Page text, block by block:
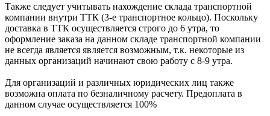
Также следует учитывать нахождение склада транспортной
компании внутри ТТК (3-е транспортное кольцо). Поскольку
доставка в ТТК осуществляется строго до 6 утра, то
оформление заказа на данном складе транспортной компании
не всегда является является возможным, т.к. некоторые из
данных организаций начинают свою работу с 8-9 утра.
Для организаций и различных юридических лиц также
возможна оплата по безналичному расчету. Предоплата в
данном случае осуществляется 100%